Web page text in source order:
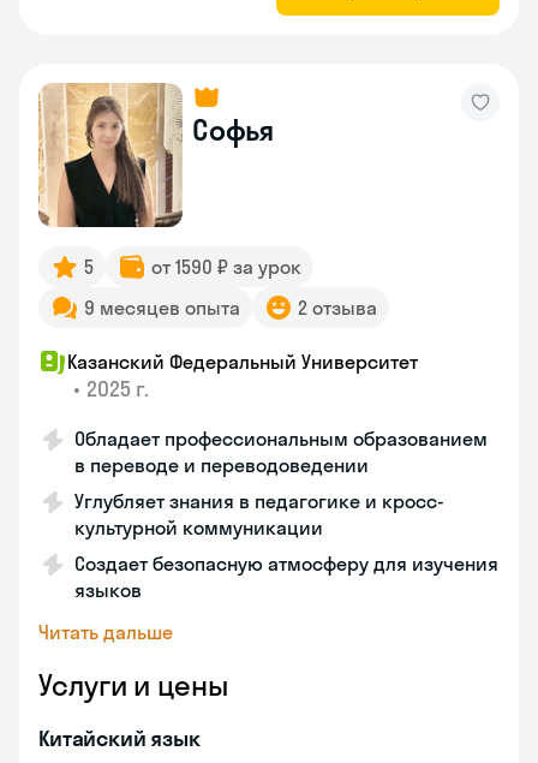
Софья
5
от 1590 ₽ за урок
9 месяцев опыта
2 отзыва
Казанский Федеральный Университет
• 2025 г.
Обладает профессиональным образованием
в переводе и переводоведении
Углубляет знания в педагогике и кросс-
культурной коммуникации
Создает безопасную атмосферу для изучения
языков
Читать дальше
Услуги и цены
Китайский язык